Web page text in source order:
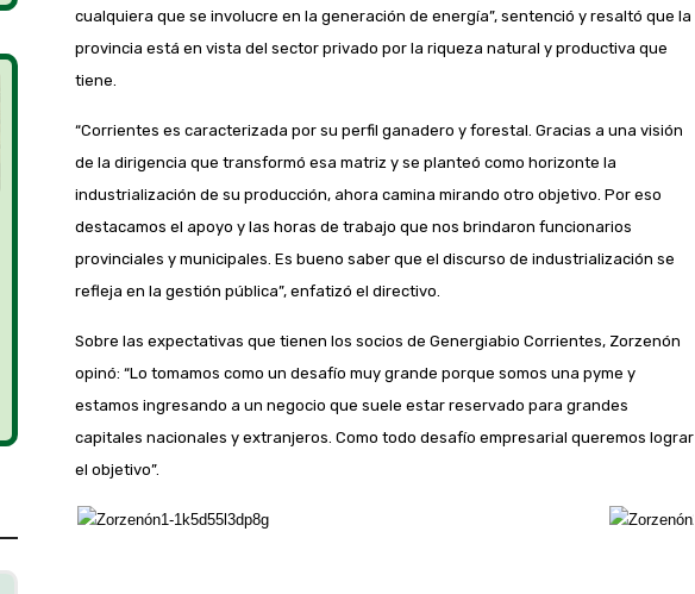
cualquiera que se involucre en la generación de energía”, sentenció y resaltó que la
provincia está en vista del sector privado por la riqueza natural y productiva que
tiene.
“Corrientes es caracterizada por su perfil ganadero y forestal. Gracias a una visión
de la dirigencia que transformó esa matriz y se planteó como horizonte la
industrialización de su producción, ahora camina mirando otro objetivo. Por eso
destacamos el apoyo y las horas de trabajo que nos brindaron funcionarios
provinciales y municipales. Es bueno saber que el discurso de industrialización se
refleja en la gestión pública”, enfatizó el directivo.
Sobre las expectativas que tienen los socios de Genergiabio Corrientes, Zorzenón
opinó: “Lo tomamos como un desafío muy grande porque somos una pyme y
estamos ingresando a un negocio que suele estar reservado para grandes
capitales nacionales y extranjeros. Como todo desafío empresarial queremos lograr
el objetivo”.